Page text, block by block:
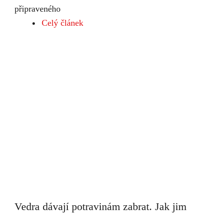
připraveného
Celý článek
Vedra dávají potravinám zabrat. Jak jim